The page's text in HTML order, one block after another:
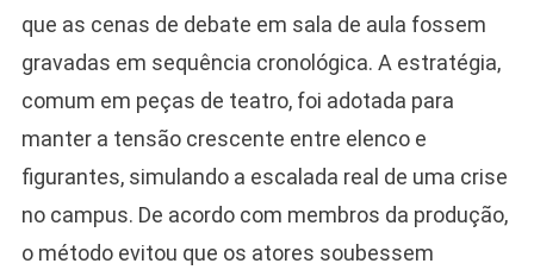
que as cenas de debate em sala de aula fossem
gravadas em sequência cronológica. A estratégia,
comum em peças de teatro, foi adotada para
manter a tensão crescente entre elenco e
figurantes, simulando a escalada real de uma crise
no campus. De acordo com membros da produção,
o método evitou que os atores soubessem